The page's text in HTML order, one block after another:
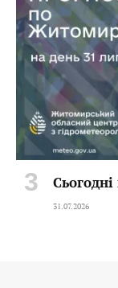
31.07.2026